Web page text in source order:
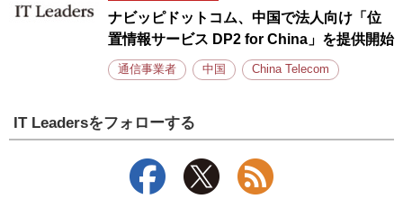
ナビッピドットコム、中国で法人向け「位
置情報サービス DP2 for China」を提供開始
通信事業者 中国 China Telecom
IT Leadersをフォローする